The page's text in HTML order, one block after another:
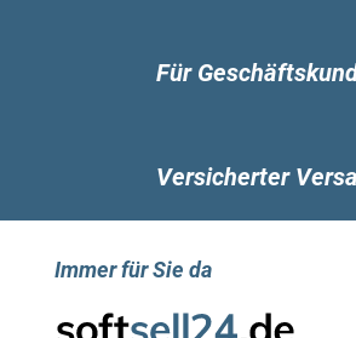
Für
Versicherter
Immer für Sie da